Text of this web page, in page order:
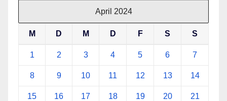
April 2024
M D M D F S S
1 2 3 4 5 6 7
8 9 10 11 12 13 14
15 16 17 18 19 20 21